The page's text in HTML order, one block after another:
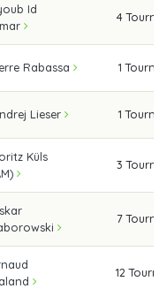
Id
4
Rabassa 1
Lieser 1
Küls
3
7
12